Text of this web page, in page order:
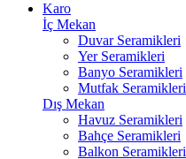
Karo
İç Mekan
Duvar Seramikleri
Yer Seramikleri
Banyo Seramikleri
Mutfak Seramikleri
Dış Mekan
Havuz Seramikleri
Bahçe Seramikleri
Balkon Seramikleri